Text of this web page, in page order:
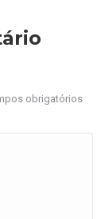
obrigatórios